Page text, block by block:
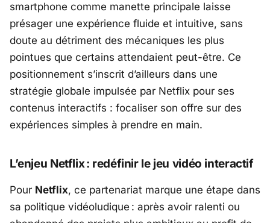
smartphone comme manette principale laisse
présager une expérience fluide et intuitive, sans
doute au détriment des mécaniques les plus
pointues que certains attendaient peut-être. Ce
positionnement s’inscrit d’ailleurs dans une
stratégie globale impulsée par Netflix pour ses
contenus interactifs : focaliser son offre sur des
expériences simples à prendre en main.
L’enjeu Netflix : redéfinir le jeu vidéo interactif
Pour Netflix, ce partenariat marque une étape dans
sa politique vidéoludique : après avoir ralenti ou